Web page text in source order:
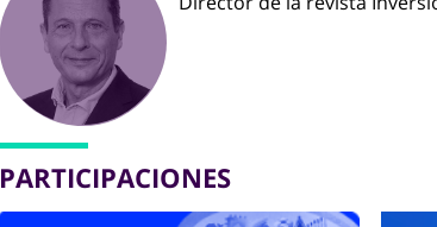
PARTICIPACIONES